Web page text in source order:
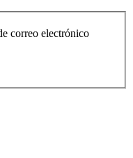
correo electrónico